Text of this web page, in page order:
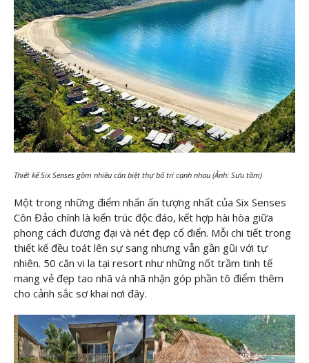
Thiết kế Six Senses gồm nhiều căn biệt thự bố trí cạnh nhau (Ảnh: Sưu tầm)
Một trong những điểm nhấn ấn tượng nhất của Six Senses
Côn Đảo chính là kiến trúc độc đáo, kết hợp hài hòa giữa
phong cách đương đại và nét đẹp cổ điển. Mỗi chi tiết trong
thiết kế đều toát lên sự sang nhưng vẫn gần gũi với tự
nhiên. 50 căn vi la tại resort như những nốt trầm tinh tế
mang vẻ đẹp tao nhã và nhã nhặn góp phần tô điểm thêm
cho cảnh sắc sơ khai nơi đây.